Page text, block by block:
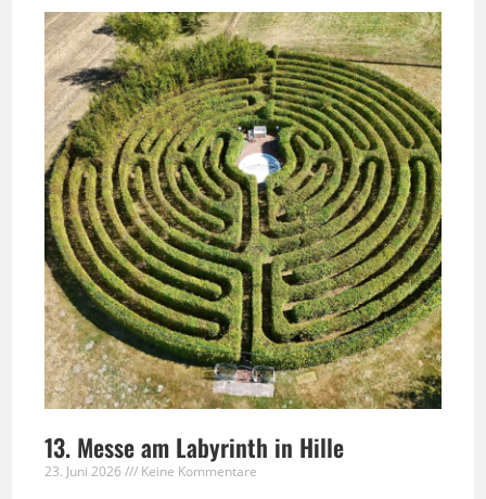
13. Messe am Labyrinth in Hille
23. Juni 2026 Keine Kommentare